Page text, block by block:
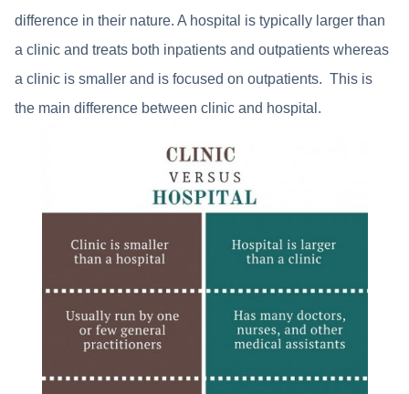
difference in their nature. A hospital is typically larger than
a clinic and treats both inpatients and outpatients whereas
a clinic is smaller and is focused on outpatients. This is
the main difference between clinic and hospital.